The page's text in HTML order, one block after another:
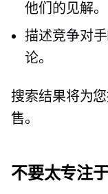
他们的见解。
描述竞争对
论。
搜索结果将为
售。
不要太专注